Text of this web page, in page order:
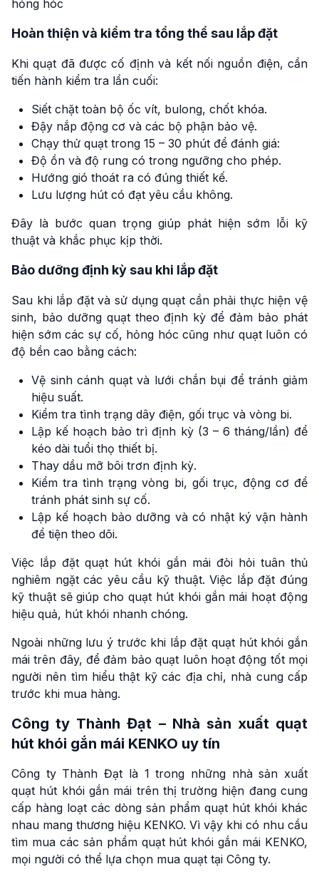
hỏng hóc
Hoàn thiện và kiểm tra tổng thể sau lắp đặt
Khi quạt đã được cố định và kết nối nguồn điện, cần
tiến hành kiểm tra lần cuối:
Siết chặt toàn bộ ốc vít, bulong, chốt khóa.
Đậy nắp động cơ và các bộ phận bảo vệ.
Chạy thử quạt trong 15 – 30 phút để đánh giá:
Độ ồn và độ rung có trong ngưỡng cho phép.
Hướng gió thoát ra có đúng thiết kế.
Lưu lượng hút có đạt yêu cầu không.
Đây là bước quan trọng giúp phát hiện sớm lỗi kỹ
thuật và khắc phục kịp thời.
Bảo dưỡng định kỳ sau khi lắp đặt
Sau khi lắp đặt và sử dụng quạt cần phải thực hiện vệ
sinh, bảo dưỡng quạt theo định kỳ để đảm bảo phát
hiện sớm các sự cố, hỏng hóc cũng như quạt luôn có
độ bền cao bằng cách:
Vệ sinh cánh quạt và lưới chắn bụi để tránh giảm
hiệu suất.
Kiểm tra tình trạng dây điện, gối trục và vòng bi.
Lập kế hoạch bảo trì định kỳ (3 – 6 tháng/lần) để
kéo dài tuổi thọ thiết bị.
Thay dầu mỡ bôi trơn định kỳ.
Kiểm tra tình trạng vòng bi, gối trục, động cơ để
tránh phát sinh sự cố.
Lập kế hoạch bảo dưỡng và có nhật ký vận hành
để tiện theo dõi.
Việc lắp đặt quạt hút khói gắn mái đòi hỏi tuân thủ
nghiêm ngặt các yêu cầu kỹ thuật. Việc lắp đặt đúng
kỹ thuật sẽ giúp cho quạt hút khói gắn mái hoạt động
hiệu quả, hút khói nhanh chóng.
Ngoài những lưu ý trước khi lắp đặt quạt hút khói gắn
mái trên đây, để đảm bảo quạt luôn hoạt động tốt mọi
người nên tìm hiểu thật kỹ các địa chỉ, nhà cung cấp
trước khi mua hàng.
Công ty Thành Đạt – Nhà sản xuất quạt
hút khói gắn mái KENKO uy tín
Công ty Thành Đạt là 1 trong những nhà sản xuất
quạt hút khói gắn mái trên thị trường hiện đang cung
cấp hàng loạt các dòng sản phẩm quạt hút khói khác
nhau mang thương hiệu KENKO. Vì vậy khi có nhu cầu
tìm mua các sản phẩm quạt hút khói gắn mái KENKO,
mọi người có thể lựa chọn mua quạt tại Công ty.